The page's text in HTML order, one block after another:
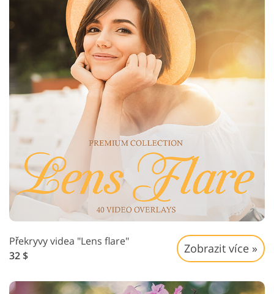
Překryvy videa "Lens flare"
32 $
Zobrazit více »